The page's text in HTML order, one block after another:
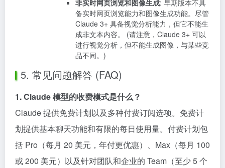
非实时网页浏览和图像生成: 早期版本不具
备实时网页浏览能力和图像生成功能。尽管
Claude 3+ 具备视觉分析能力，但它不能生
成非文本内容。 (请注意，Claude 3+ 可以
进行视觉分析，但不能生成图像，与某些竞
品不同。)
5. 常见问题解答 (FAQ)
1. Claude 模型的收费模式是什么？
Claude 提供免费计划以及多种付费订阅选项。免费计
划提供基本聊天功能和有限的每日使用量。付费计划包
括 Pro（每月 20 美元，年付更优惠）、Max（每月 100
或 200 美元）以及针对团队和企业的 Team（至少 5 个